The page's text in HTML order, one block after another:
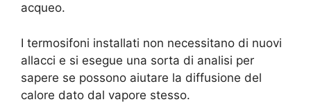
acqueo.
I termosifoni installati non necessitano di nuovi
allacci e si esegue una sorta di analisi per
sapere se possono aiutare la diffusione del
calore dato dal vapore stesso.